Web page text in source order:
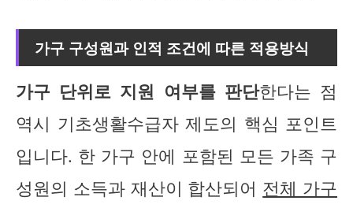
가구 구성원과 인적 조건에 따른 적용방식
가구 단위로 지원 여부를 판단한다는 점
역시 기초생활수급자 제도의 핵심 포인트
입니다. 한 가구 안에 포함된 모든 가족 구
성원의 소득과 재산이 합산되어 전체 가구